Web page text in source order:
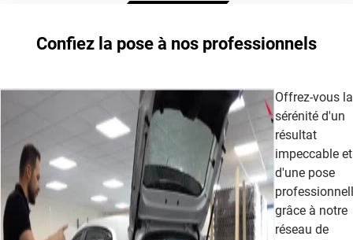
Confiez la pose à nos professionnels
Offrez-vous la
sérénité d'un
résultat
impeccable et
d'une pose
grâce à notre
réseau de